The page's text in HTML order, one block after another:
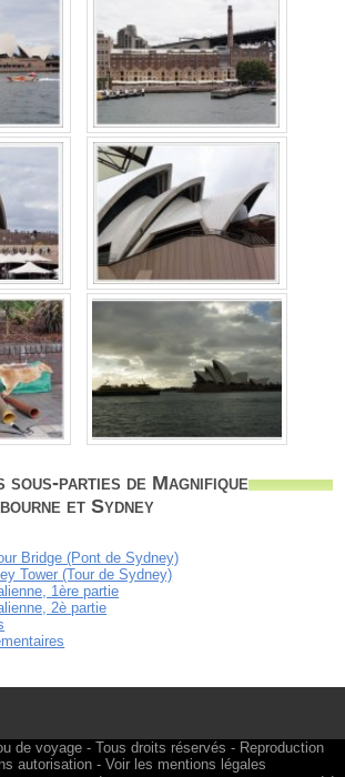
sous-parties de Magnifique
et Sydney
Bridge (Pont de Sydney)
Tower (Tour de Sydney)
1ère partie
2è partie
de voyage- Tous droits réservés - Reproduction
autorisation - Voir les mentions légales